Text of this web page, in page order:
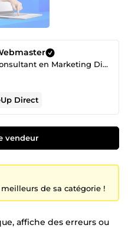
Développeur Web - Consultant en Marketing Digital
Direct
vendeur
de sa catégorie !
affiche des erreurs ou